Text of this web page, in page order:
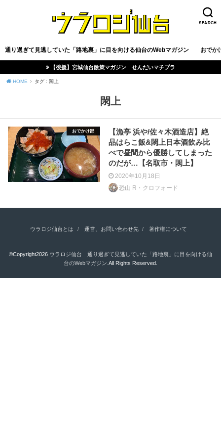
SEARCH
通り過ぎて見逃していた「路地裏」に目を向ける仙台のWebマガジン おでか
【後援】宮城仙台散策マガジン せんだいマチプラ
HOME タグ : 閖上
閖上
おでかけ部
【漁亭 浜や/佐々木酒造店】絶
品はらこ飯&閖上日本酒飲み比
べで昼間から優勝してしまった
のだが…【名取市・閖上】
2020年10月18日
恐山 R・クロフォード
ウラロジ仙台とは 運営、お問い合わせ先 著作権について
©Copyright2026 ウラロジ仙台 通り過ぎて見逃していた「路地裏」に目を向ける仙
台のWebマガジン .All Rights Reserved.